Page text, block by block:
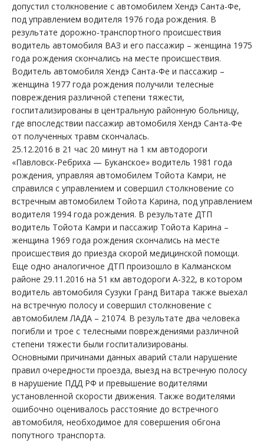
допустил столкновение с автомобилем Хендэ Санта-Фе,
под управлением водителя 1976 года рождения. В
результате дорожно-транспортного происшествия
водитель автомобиля ВАЗ и его пассажир – женщина 1975
года рождения скончались на месте происшествия.
Водитель автомобиля Хендэ Санта-Фе и пассажир –
женщина 1977 года рождения получили телесные
повреждения различной степени тяжести,
госпитализированы в центральную районную больницу,
где впоследствии пассажир автомобиля Хендэ Санта-Фе
от полученных травм скончалась.
25.12.2016 в 21 час 20 минут на 1 км автодороги
«Павловск-Ребриха — Буканское» водитель 1981 года
рождения, управляя автомобилем Тойота Камри, не
справился с управлением и совершил столкновение со
встречным автомобилем Тойота Карина, под управлением
водителя 1994 года рождения. В результате ДТП
водитель Тойота Камри и пассажир Тойота Карина –
женщина 1969 года рождения скончались на месте
происшествия до приезда скорой медицинской помощи.
Еще одно аналогичное ДТП произошло в Калманском
районе 29.11.2016 на 51 км автодороги А-322, в котором
водитель автомобиля Сузуки Гранд Витара также выехал
на встречную полосу и совершил столкновение с
автомобилем ЛАДА – 21074. В результате два человека
погибли и трое с телесными повреждениями различной
степени тяжести были госпитализированы.
Основными причинами данных аварий стали нарушение
правил очередности проезда, выезд на встречную полосу
в нарушение ПДД РФ и превышение водителями
установленной скорости движения. Также водителями
ошибочно оценивалось расстояние до встречного
автомобиля, необходимое для совершения обгона
попутного транспорта.